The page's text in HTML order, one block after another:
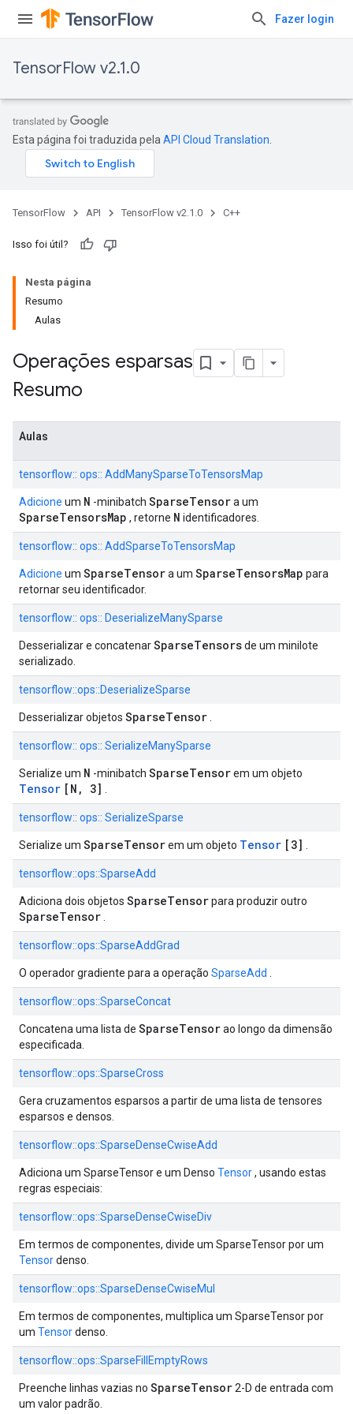
Fazer login
TensorFlow v2.1.0
Esta página foi traduzida pela API Cloud Translation
TensorFlow API TensorFlow v2.1.0 C++
Isso foi útil?
Nesta página
Resumo
Aulas
Operações esparsas
Resumo
Aulas
tensorflow:: ops:: AddManySparseToTensorsMap
Adicione um N -minibatch SparseTensora um
SparseTensorsMap , retorne N identificadores.
tensorflow:: ops:: AddSparseToTensorsMap
Adicione um SparseTensora um SparseTensorsMap para
retornar seu identificador.
tensorflow:: ops:: DeserializeManySparse
Desserializar e concatenarSparseTensorsde um minilote
serializado.
tensorflow::ops::DeserializeSparse
Desserializar objetos SparseTensor
tensorflow:: ops:: SerializeManySparse
Serialize um N -minibatch SparseTensorem um objeto
Tensor [N, 3]
tensorflow:: ops:: SerializeSparse
Serialize um SparseTensorem um objeto Tensor [3]
tensorflow::ops::SparseAdd
Adiciona dois objetos SparseTensorpara produzir outro
SparseTensor
tensorflow::ops::SparseAddGrad
O operador gradiente para a operação SparseAdd
tensorflow::ops::SparseConcat
Concatena uma lista de SparseTensorao longo da dimensão
especificada.
tensorflow::ops::SparseCross
Gera cruzamentos esparsos a partir de uma lista de tensores
esparsos e densos.
tensorflow::ops::SparseDenseCwiseAdd
Adiciona um SparseTensor e um Denso Tensor, usando estas
regras especiais:
tensorflow::ops::SparseDenseCwiseDiv
Em termos de componentes, divide um SparseTensor por um
Tensordenso.
tensorflow::ops::SparseDenseCwiseMul
Em termos de componentes, multiplica um SparseTensor por
um Tensordenso.
tensorflow::ops::SparseFillEmptyRows
Preenche linhas vazias no SparseTensor2-D de entrada com
um valor padrão.